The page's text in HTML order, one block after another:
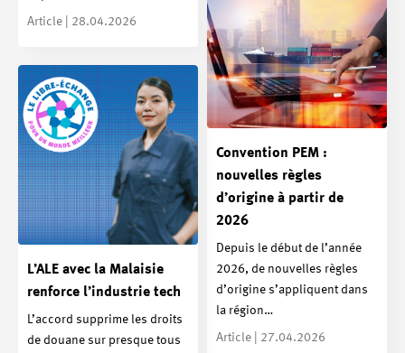
Article | 28.04.2026
Convention PEM :
nouvelles règles
d’origine à partir de
2026
Depuis le début de l’année
2026, de nouvelles règles
d’origine s’appliquent dans
la région…
Article | 27.04.2026
L’ALE avec la Malaisie
renforce l’industrie tech
L’accord supprime les droits
de douane sur presque tous